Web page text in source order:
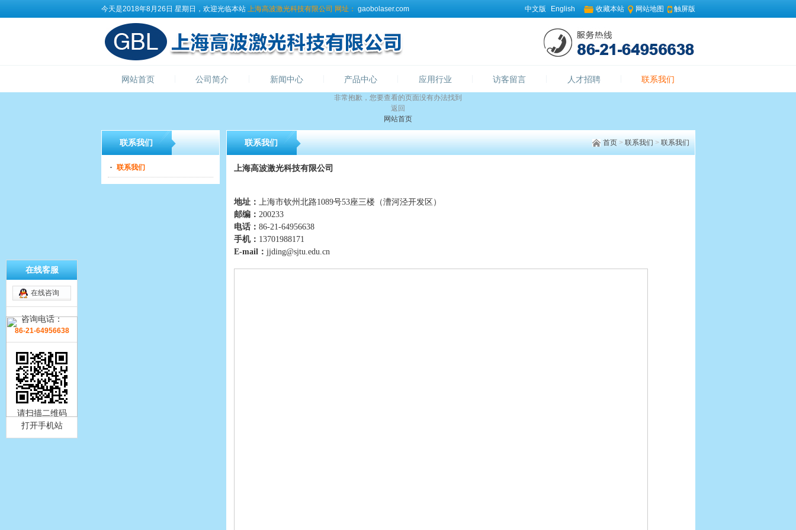
今天是2018年8月26日 星期日，欢迎光临本站 上海高波激光科技有限公司 网址： gaobolaser.com 中文版 English 收藏本站 网站地图 触屏版
网站首页 公司简介 新闻中心 产品中心 应用行业 访客留言 人才招聘 联系我们
非常抱歉，您要查看的页面没有办法找到
返回
网站首页
首页> 联系我们 > 联系我们
联系我们
联系我们
联系我们
上海高波激光科技有限公司
地址： 上海市钦州北路1089号53座三楼（漕河泾开发区）
邮编： 200233
电话： 86-21-64956638
手机： 13701988171
E-mail： jjding@sjtu.edu.cn
在线客服
在线咨询
咨询电话：
86-21-64956638
请扫描二维码
打开手机站